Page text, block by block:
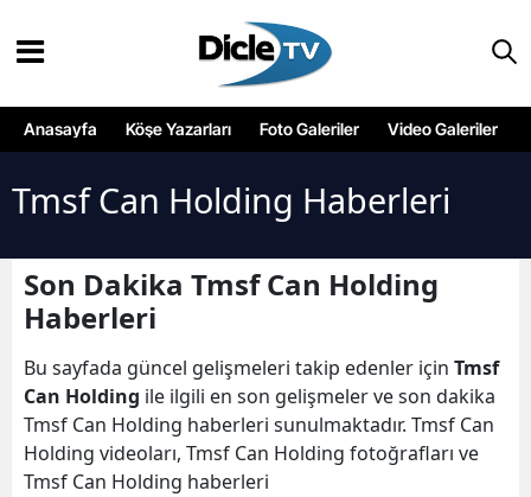
Anasayfa Köşe Yazarları Foto Galeriler Video Galeriler
Tmsf Can Holding Haberleri
Son Dakika Tmsf Can Holding
Haberleri
Bu sayfada güncel gelişmeleri takip edenler için Tmsf
Can Holding ile ilgili en son gelişmeler ve son dakika
Tmsf Can Holding haberleri sunulmaktadır. Tmsf Can
Holding videoları, Tmsf Can Holding fotoğrafları ve
Tmsf Can Holding haberleri